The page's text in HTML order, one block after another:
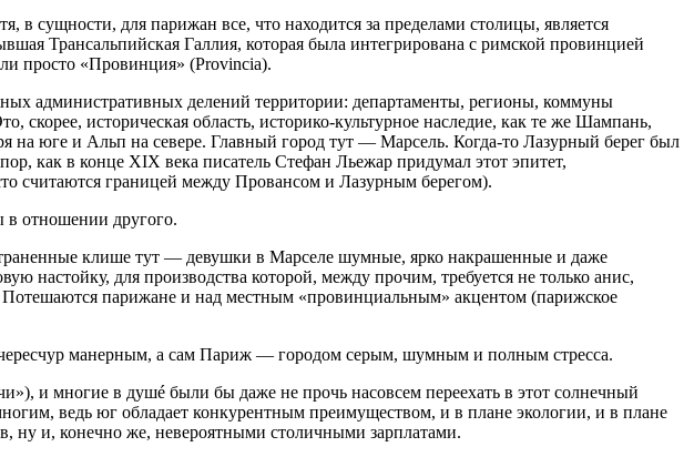
сущности, для парижан все, что находится за пределами столицы, является
Трансальпийская Галлия, которая была интегрирована с римской провинцией
просто «Провинция» (Provincia).
административных делений территории: департаменты, регионы, коммуны
историческая область, историко-культурное наследие, как те же Шампань,
на юге и Альп на севере. Главный город тут — Марсель. Когда-то Лазурный берег был
как в конце XIX века писатель Стефан Льежар придумал этот эпитет,
считаются границей между Провансом и Лазурным берегом).
отношении другого.
клише тут — девушки в Марселе шумные, ярко накрашенные и даже
настойку, для производства которой, между прочим, требуется не только анис,
парижане и над местным «провинциальным» акцентом (парижское
манерным, а сам Париж — городом серым, шумным и полным стресса.
и многие в душé были бы даже не прочь насовсем переехать в этот солнечный
ведь юг обладает конкурентным преимуществом, и в плане экологии, и в плане
и, конечно же, невероятными столичными зарплатами.